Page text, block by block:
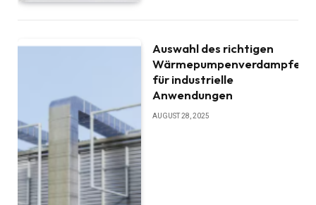
Auswahl des richtigen
Wärmepumpenverdampfers
für industrielle
Anwendungen
AUGUST 28, 2025